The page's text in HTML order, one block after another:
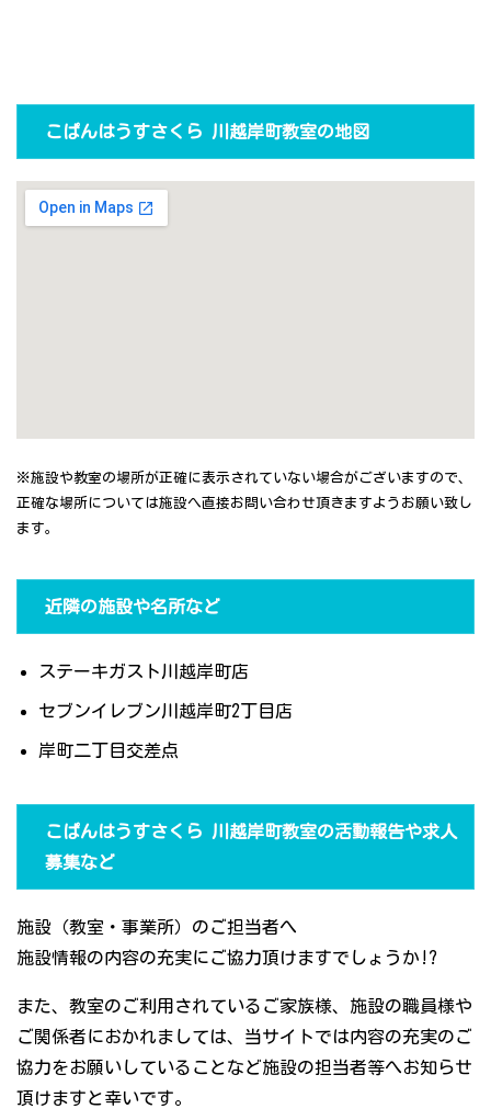
こぱんはうすさくら 川越岸町教室の地図
※施設や教室の場所が正確に表示されていない場合がございますので、
正確な場所については施設へ直接お問い合わせ頂きますようお願い致し
ます。
近隣の施設や名所など
ステーキガスト川越岸町店
セブンイレブン川越岸町2丁目店
岸町二丁目交差点
こぱんはうすさくら 川越岸町教室の活動報告や求人
募集など
施設（教室・事業所）のご担当者へ
施設情報の内容の充実にご協力頂けますでしょうか!?
また、教室のご利用されているご家族様、施設の職員様や
ご関係者におかれましては、当サイトでは内容の充実のご
協力をお願いしていることなど施設の担当者等へお知らせ
頂けますと幸いです。